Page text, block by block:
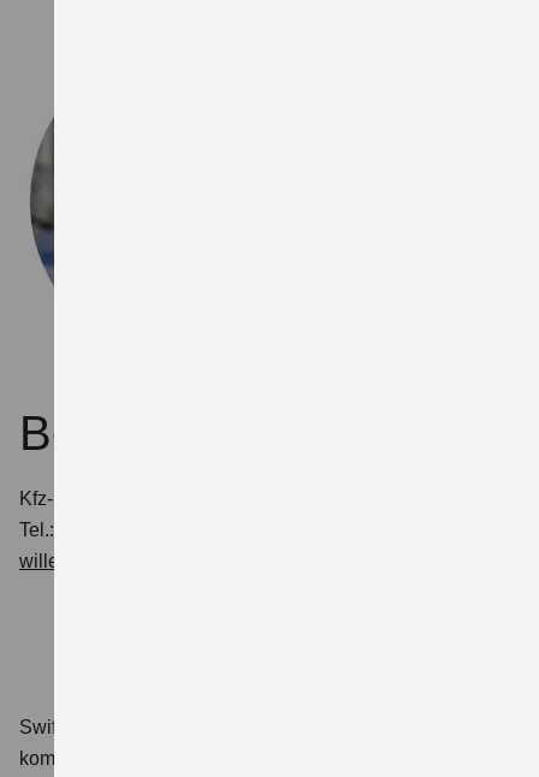
Benjamin Sauer
Kfz-Mechatroniker, Werkstattleiter
Tel.:
wille@suzuki-handel.de
Swift 1.2 DUALJET HYBRID Club
kombinierter Energieverbrauch 4,4 l/100km; kombinierter